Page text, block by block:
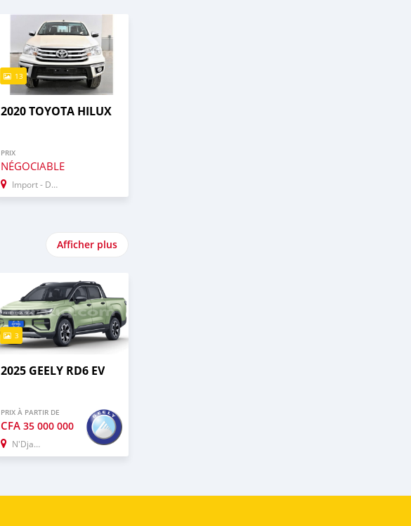
13
2020 TOYOTA HILUX
PRIX
NÉGOCIABLE
Import - Dubai
Afficher plus
3
2025 GEELY RD6 EV
PRIX À PARTIR DE
CFA 35 000 000
N'Djamena